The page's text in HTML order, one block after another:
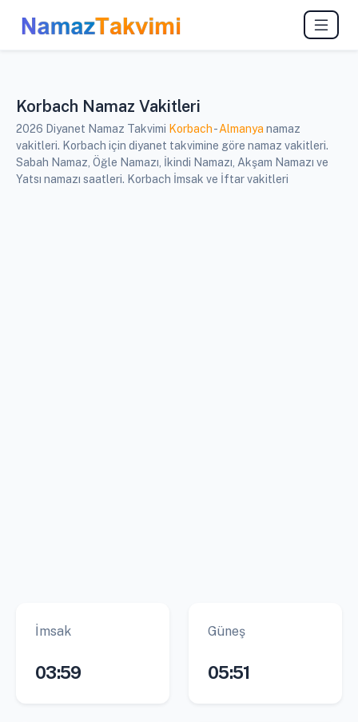
Korbach Namaz Vakitleri
2026 Diyanet Namaz Takvimi Korbach-Almanya namaz
vakitleri. Korbach için diyanet takvimine göre namaz vakitleri.
Sabah Namaz, Öğle Namazı, İkindi Namazı, Akşam Namazı ve
Yatsı namazı saatleri. Korbach İmsak ve İftar vakitleri
İmsak
03:59
Güneş
05:51